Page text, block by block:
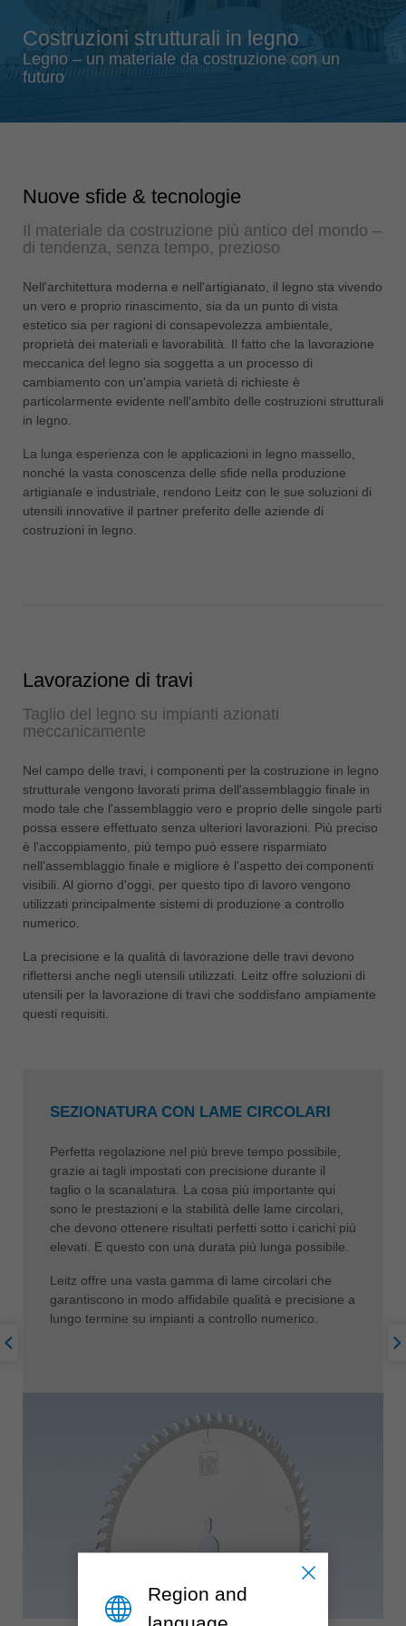
Singapore
english
Slovenija
türkçe
english
Việt Nam
tiếng việt
中国
中文
ไทย
Україна
yкраїнська
Costruzioni strutturali in legno
Legno – un materiale da costruzione con un
futuro
Nuove sfide & tecnologie
Il materiale da costruzione più antico del mondo –
di tendenza, senza tempo, prezioso
Nell'architettura moderna e nell'artigianato, il legno sta vivendo
un vero e proprio rinascimento, sia da un punto di vista
estetico sia per ragioni di consapevolezza ambientale,
proprietà dei materiali e lavorabilità. Il fatto che la lavorazione
meccanica del legno sia soggetta a un processo di
cambiamento con un'ampia varietà di richieste è
particolarmente evidente nell'ambito delle costruzioni strutturali
in legno.
La lunga esperienza con le applicazioni in legno massello,
nonché la vasta conoscenza delle sfide nella produzione
artigianale e industriale, rendono Leitz con le sue soluzioni di
utensili innovative il partner preferito delle aziende di
costruzioni in legno.
Lavorazione di travi
Taglio del legno su impianti azionati
meccanicamente
Nel campo delle travi, i componenti per la costruzione in legno
strutturale vengono lavorati prima dell'assemblaggio finale in
modo tale che l'assemblaggio vero e proprio delle singole parti
possa essere effettuato senza ulteriori lavorazioni. Più preciso
è l'accoppiamento, più tempo può essere risparmiato
nell'assemblaggio finale e migliore è l'aspetto dei componenti
visibili. Al giorno d'oggi, per questo tipo di lavoro vengono
utilizzati principalmente sistemi di produzione a controllo
numerico.
La precisione e la qualità di lavorazione delle travi devono
riflettersi anche negli utensili utilizzati. Leitz offre soluzioni di
utensili per la lavorazione di travi che soddisfano ampiamente
questi requisiti.
SEZIONATURA CON LAME CIRCOLARI
Perfetta regolazione nel più breve tempo possibile,
grazie ai tagli impostati con precisione durante il
taglio o la scanalatura. La cosa più importante qui
sono le prestazioni e la stabilità delle lame circolari,
che devono ottenere risultati perfetti sotto i carichi più
elevati. E questo con una durata più lunga possibile.
Leitz offre una vasta gamma di lame circolari che
garantiscono in modo affidabile qualità e precisione a
lungo termine su impianti a controllo numerico.
Region and